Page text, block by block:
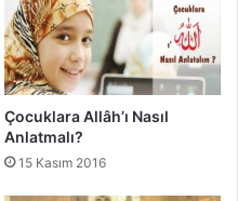
Çocuklara Allâh’ı Nasıl
Anlatmalı?
15 Kasım 2016